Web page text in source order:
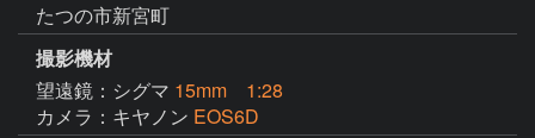
たつの市新宮町
撮影機材
望遠鏡：シグマ 15mm 1:28
カメラ：キヤノン EOS6D